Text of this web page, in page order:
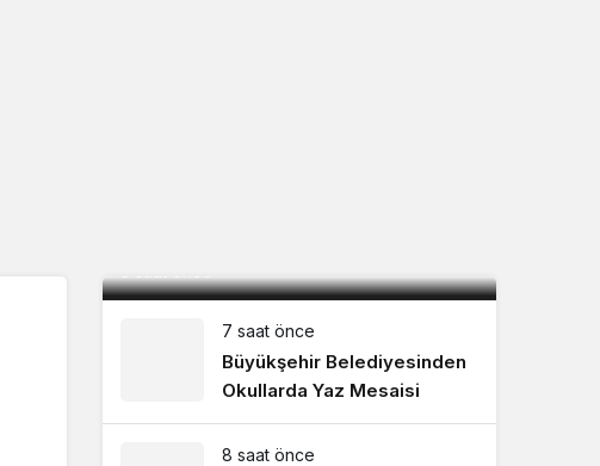
7 saat önce
Büyükşehir Belediyesinden
Okullarda Yaz Mesaisi
8 saat önce